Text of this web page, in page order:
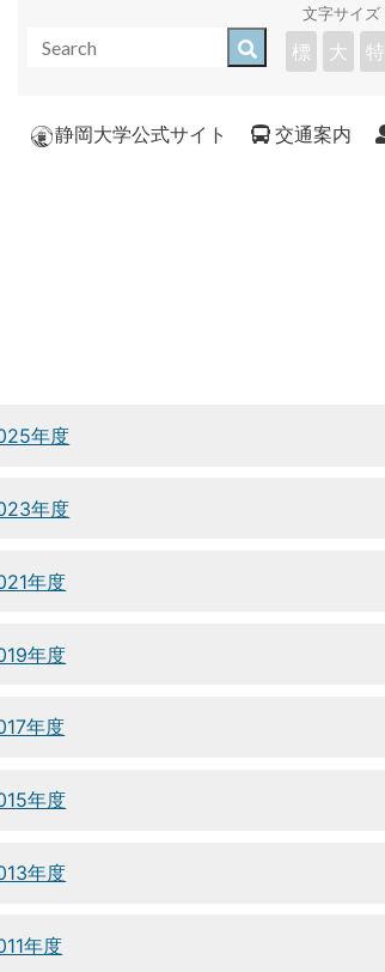
文字サイズ
標 大 特
静岡大学公式サイト 交通案内
年度
年度
年度
年度
年度
年度
年度
年度